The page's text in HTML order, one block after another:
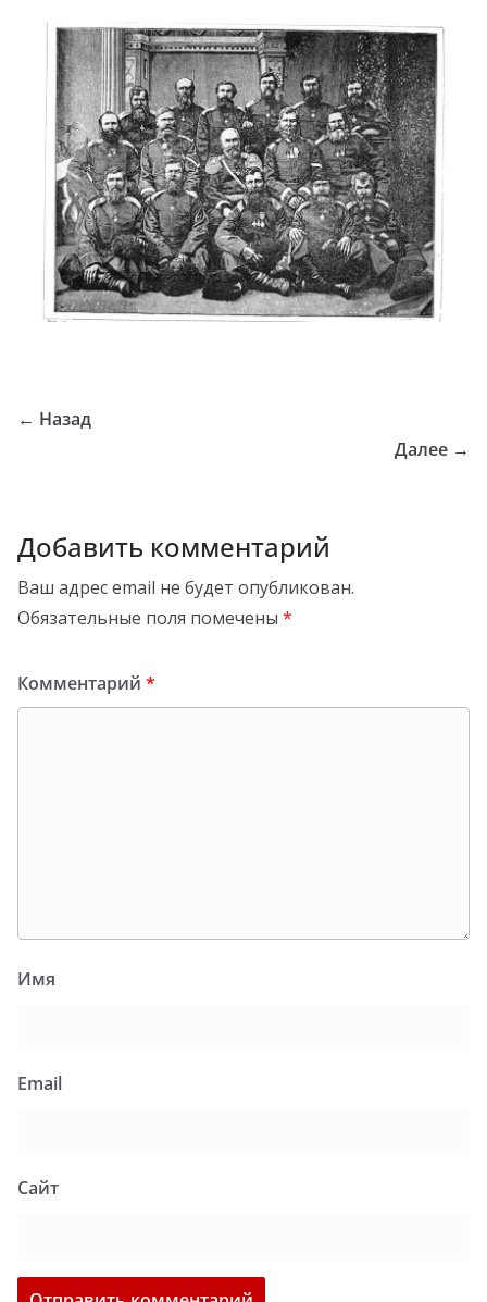
← Назад
Далее →
Добавить комментарий
Ваш адрес email не будет опубликован.
Обязательные поля помечены *
Комментарий *
Имя
Email
Сайт